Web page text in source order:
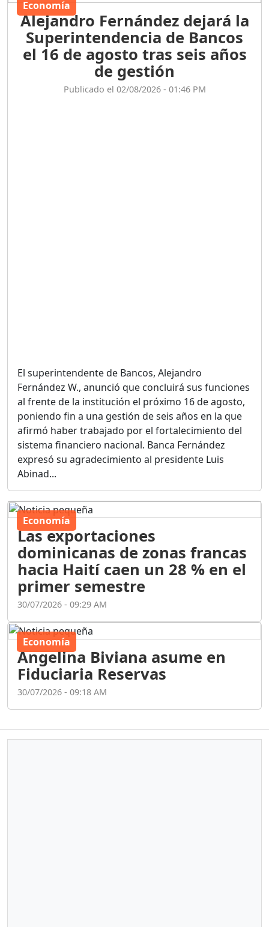
Economía
Alejandro Fernández dejará la
Superintendencia de Bancos
el 16 de agosto tras seis años
de gestión
Publicado el 02/08/2026 - 01:46 PM
El superintendente de Bancos, Alejandro
Fernández W., anunció que concluirá sus funciones
al frente de la institución el próximo 16 de agosto,
poniendo fin a una gestión de seis años en la que
afirmó haber trabajado por el fortalecimiento del
sistema financiero nacional. Banca Fernández
expresó su agradecimiento al presidente Luis
Abinad...
Economía
Las exportaciones
dominicanas de zonas francas
hacia Haití caen un 28 % en el
primer semestre
30/07/2026 - 09:29 AM
Economía
Angelina Biviana asume en
Fiduciaria Reservas
30/07/2026 - 09:18 AM